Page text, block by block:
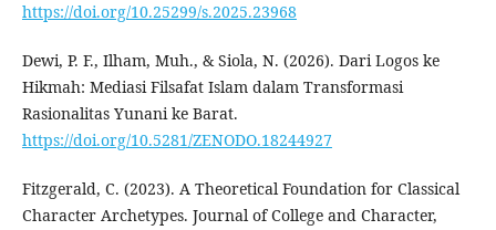
https://doi.org/10.25299/s.2025.23968
Dewi, P. F., Ilham, Muh., & Siola, N. (2026). Dari Logos ke
Hikmah: Mediasi Filsafat Islam dalam Transformasi
Rasionalitas Yunani ke Barat.
https://doi.org/10.5281/ZENODO.18244927
Fitzgerald, C. (2023). A Theoretical Foundation for Classical
Character Archetypes. Journal of College and Character,